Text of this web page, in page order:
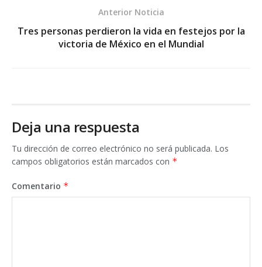
Anterior Noticia
Tres personas perdieron la vida en festejos por la
victoria de México en el Mundial
Deja una respuesta
Tu dirección de correo electrónico no será publicada. Los
campos obligatorios están marcados con *
Comentario *